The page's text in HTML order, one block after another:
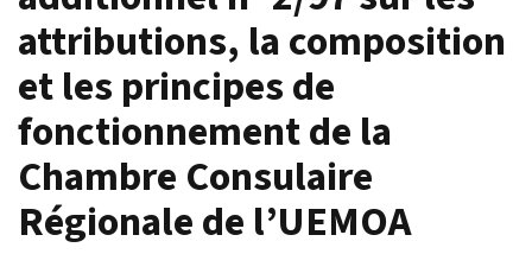
attributions, la composition
et les principes de
fonctionnement de la
Chambre Consulaire
Régionale de l’UEMOA